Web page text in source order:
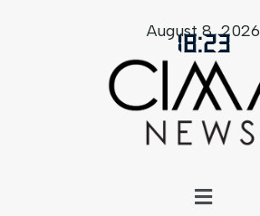
18:23
August 8, 2026